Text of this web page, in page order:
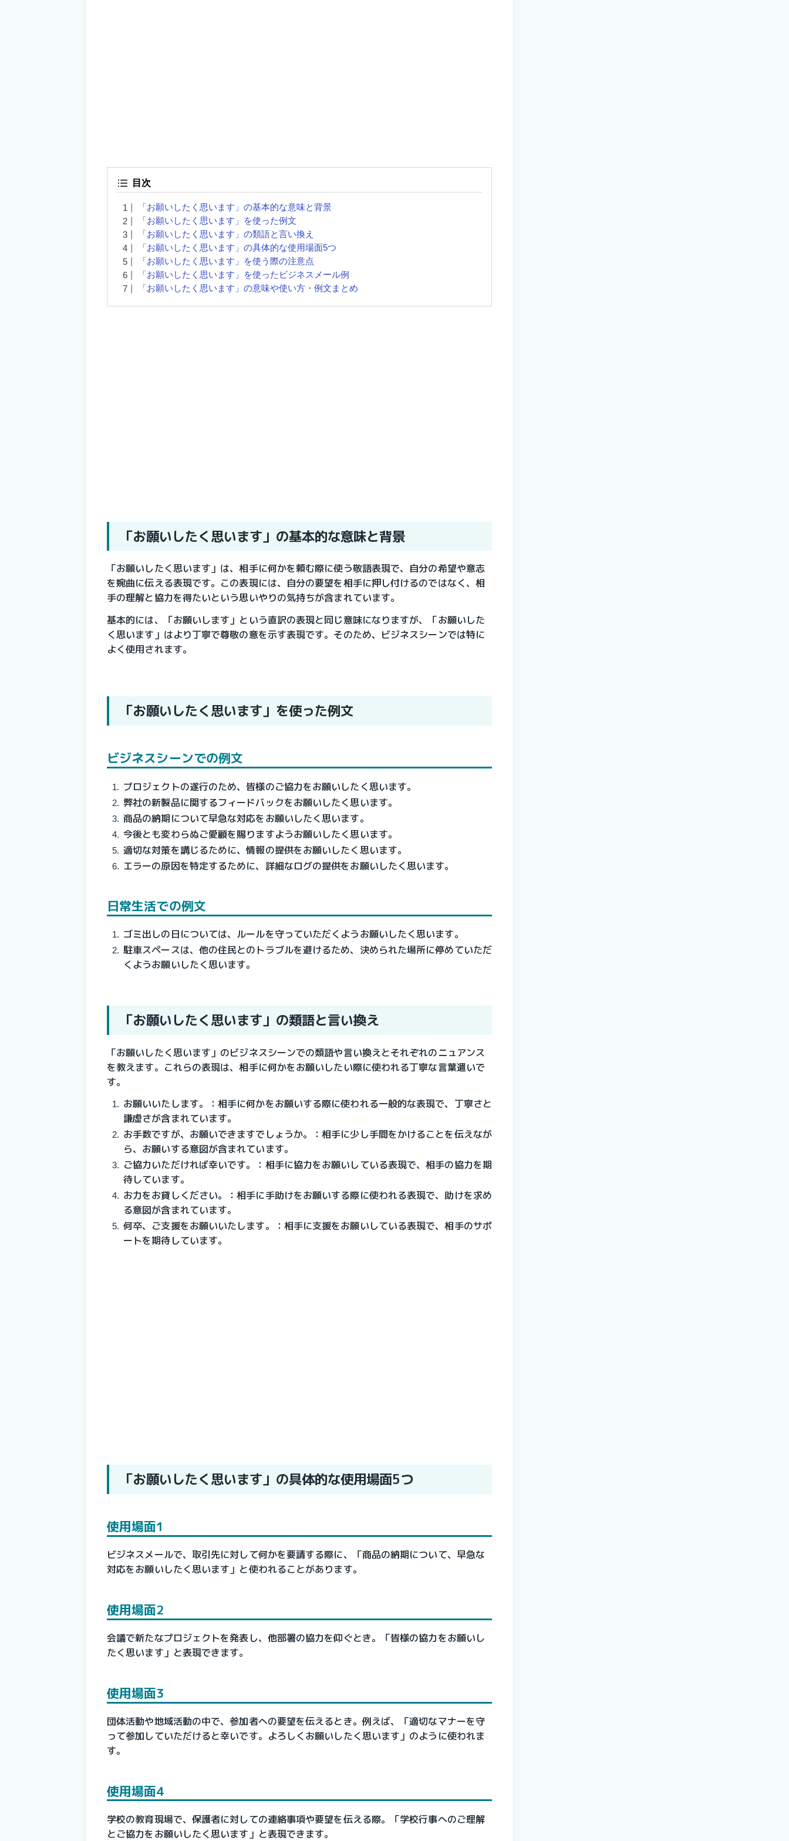
目次
「お願いしたく思います」の基本的な意味と背景
「お願いしたく思います」を使った例文
「お願いしたく思います」の類語と言い換え
「お願いしたく思います」の具体的な使用場面5つ
「お願いしたく思います」を使う際の注意点
「お願いしたく思います」を使ったビジネスメール例
「お願いしたく思います」の意味や使い方・例文まとめ
「お願いしたく思います」の基本的な意味と背景
「お願いしたく思います」は、相手に何かを頼む際に使う敬語表現で、自分の希望や意志
を婉曲に伝える表現です。この表現には、自分の要望を相手に押し付けるのではなく、相
手の理解と協力を得たいという思いやりの気持ちが含まれています。
基本的には、「お願いします」という直訳の表現と同じ意味になりますが、「お願いした
く思います」はより丁寧で尊敬の意を示す表現です。そのため、ビジネスシーンでは特に
よく使用されます。
「お願いしたく思います」を使った例文
ビジネスシーンでの例文
プロジェクトの遂行のため、皆様のご協力をお願いしたく思います。
弊社の新製品に関するフィードバックをお願いしたく思います。
商品の納期について早急な対応をお願いしたく思います。
今後とも変わらぬご愛顧を賜りますようお願いしたく思います。
適切な対策を講じるために、情報の提供をお願いしたく思います。
エラーの原因を特定するために、詳細なログの提供をお願いしたく思います。
日常生活での例文
ゴミ出しの日については、ルールを守っていただくようお願いしたく思います。
駐車スペースは、他の住民とのトラブルを避けるため、決められた場所に停めていただ
くようお願いしたく思います。
「お願いしたく思います」の類語と言い換え
「お願いしたく思います」のビジネスシーンでの類語や言い換えとそれぞれのニュアンス
を教えます。これらの表現は、相手に何かをお願いしたい際に使われる丁寧な言葉遣いで
す。
お願いいたします。：相手に何かをお願いする際に使われる一般的な表現で、丁寧さと
謙虚さが含まれています。
お手数ですが、お願いできますでしょうか。：相手に少し手間をかけることを伝えなが
ら、お願いする意図が含まれています。
ご協力いただければ幸いです。：相手に協力をお願いしている表現で、相手の協力を期
待しています。
お力をお貸しください。：相手に手助けをお願いする際に使われる表現で、助けを求め
る意図が含まれています。
何卒、ご支援をお願いいたします。：相手に支援をお願いしている表現で、相手のサポ
ートを期待しています。
「お願いしたく思います」の具体的な使用場面5つ
使用場面1
ビジネスメールで、取引先に対して何かを要請する際に、「商品の納期について、早急な
対応をお願いしたく思います」と使われることがあります。
使用場面2
会議で新たなプロジェクトを発表し、他部署の協力を仰ぐとき。「皆様の協力をお願いし
たく思います」と表現できます。
使用場面3
団体活動や地域活動の中で、参加者への要望を伝えるとき。例えば、「適切なマナーを守
って参加していただけると幸いです。よろしくお願いしたく思います」のように使われま
す。
使用場面4
学校の教育現場で、保護者に対しての連絡事項や要望を伝える際。「学校行事へのご理解
とご協力をお願いしたく思います」と表現できます。